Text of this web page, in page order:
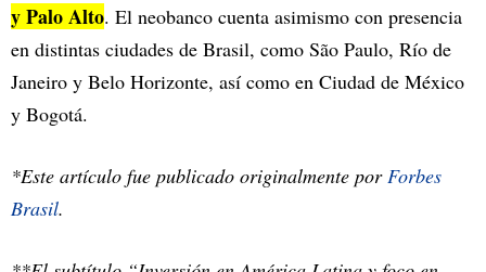
y Palo Alto. El neobanco cuenta asimismo con presencia
en distintas ciudades de Brasil, como São Paulo, Río de
Janeiro y Belo Horizonte, así como en Ciudad de México
y Bogotá.
*Este artículo fue publicado originalmente por Forbes
Brasil.